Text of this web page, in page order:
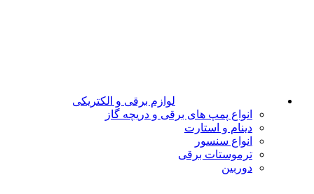
لوازم برقی و الکتریکی
انواع پمپ های برقی و دریچه گاز
دینام و استارت
انواع سنسور
ترموستات برقی
دوربین